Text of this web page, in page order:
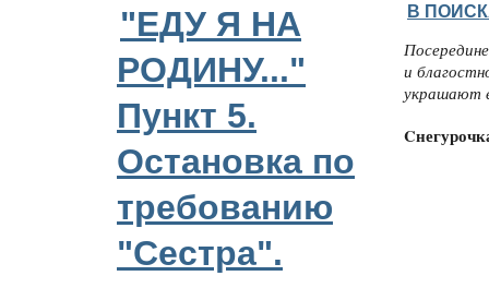
"ЕДУ Я НА
РОДИНУ..."
Пункт 5.
Остановка по
требованию
"Сестра".
В
и
украшают